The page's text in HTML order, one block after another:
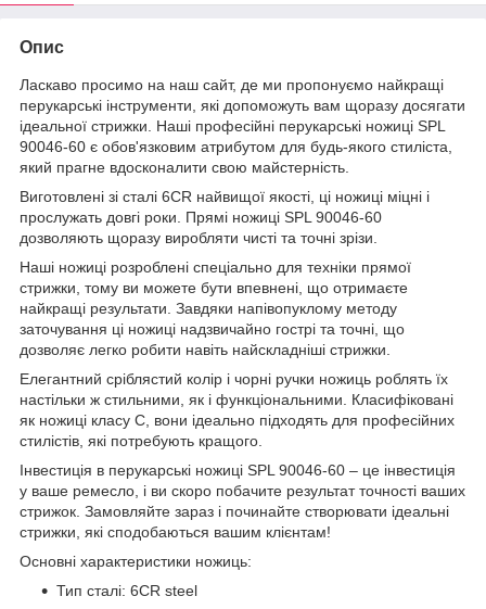
Опис
Ласкаво просимо на наш сайт, де ми пропонуємо найкращі
перукарські інструменти, які допоможуть вам щоразу досягати
ідеальної стрижки. Наші професійні перукарські ножиці SPL
90046-60 є обов'язковим атрибутом для будь-якого стиліста,
який прагне вдосконалити свою майстерність.
Виготовлені зі сталі 6CR найвищої якості, ці ножиці міцні і
прослужать довгі роки. Прямі ножиці SPL 90046-60
дозволяють щоразу виробляти чисті та точні зрізи.
Наші ножиці розроблені спеціально для техніки прямої
стрижки, тому ви можете бути впевнені, що отримаєте
найкращі результати. Завдяки напівопуклому методу
заточування ці ножиці надзвичайно гострі та точні, що
дозволяє легко робити навіть найскладніші стрижки.
Елегантний сріблястий колір і чорні ручки ножиць роблять їх
настільки ж стильними, як і функціональними. Класифіковані
як ножиці класу C, вони ідеально підходять для професійних
стилістів, які потребують кращого.
Інвестиція в перукарські ножиці SPL 90046-60 – це інвестиція
у ваше ремесло, і ви скоро побачите результат точності ваших
стрижок. Замовляйте зараз і починайте створювати ідеальні
стрижки, які сподобаються вашим клієнтам!
Основні характеристики ножиць:
Тип сталі: 6CR steel